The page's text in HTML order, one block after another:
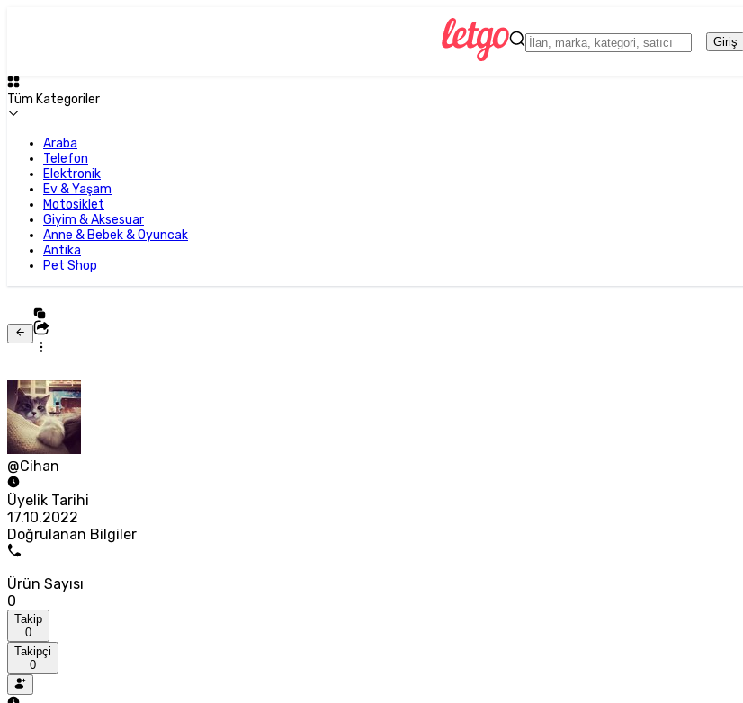
Giriş
Tüm Kategoriler
Araba
Telefon
Elektronik
Ev & Yaşam
Motosiklet
Giyim & Aksesuar
Anne & Bebek & Oyuncak
Antika
Pet Shop
@Cihan
Üyelik Tarihi
17.10.2022
Doğrulanan Bilgiler
Ürün Sayısı
0
Takip
0
Takipçi
0